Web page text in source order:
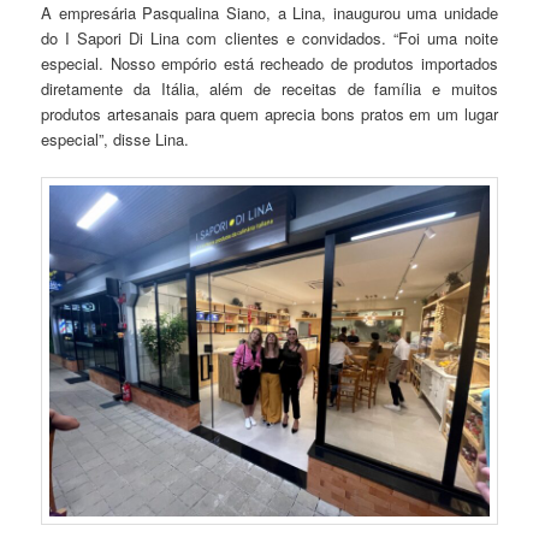
A empresária Pasqualina Siano, a Lina, inaugurou uma unidade
do I Sapori Di Lina com clientes e convidados. “Foi uma noite
especial. Nosso empório está recheado de produtos importados
diretamente da Itália, além de receitas de família e muitos
produtos artesanais para quem aprecia bons pratos em um lugar
especial”, disse Lina.